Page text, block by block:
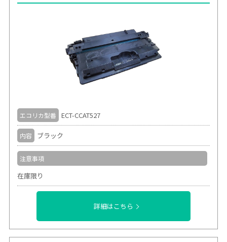
エコリカ型番 ECT-CCAT527
内容 ブラック
注意事項
在庫限り
詳細はこちら